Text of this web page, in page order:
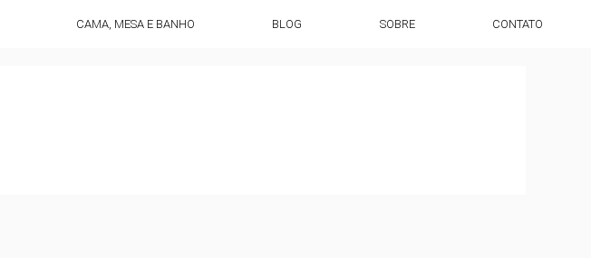
CAMA, MESA E BANHO BLOG SOBRE CONTATO